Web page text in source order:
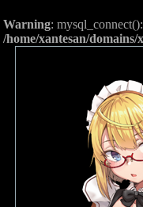
Warning:
/home/xantesan/